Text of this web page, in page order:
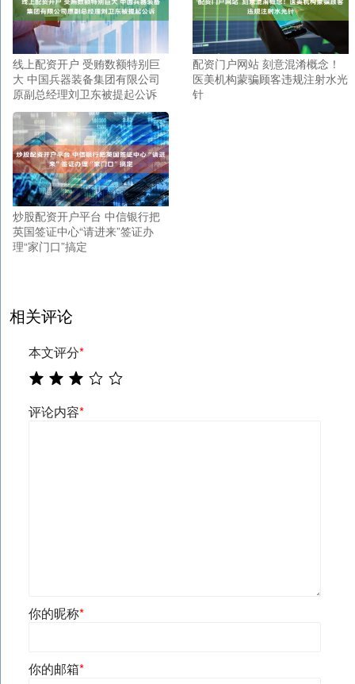
线上配资开户 受贿数额特别巨
大 中国兵器装备集团有限公司
原副总经理刘卫东被提起公诉
配资门户网站 刻意混淆概念！
医美机构蒙骗顾客违规注射水光
针
炒股配资开户平台 中信银行把
英国签证中心“请进来”签证办
理“家门口”搞定
相关评论
本文评分*
评论内容*
你的昵称*
你的邮箱*